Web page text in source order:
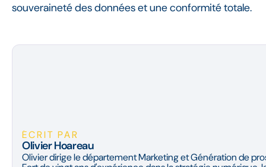
souveraineté des données et une conformité totale.
ÉCRIT PAR
Olivier Hoareau
Olivier dirige le département Marketing et Génération de